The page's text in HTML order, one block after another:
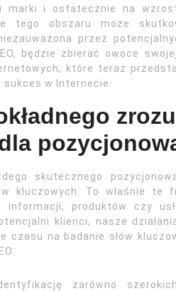
marki i ostatecznie na
tego obszaru może
przez
będzie zbierać owoce
które teraz
w Internecie.
skutecznego
kluczowych. To właśnie
informacji, produktów czy
klienci, nasze
czasu na badanie słów
zarówno